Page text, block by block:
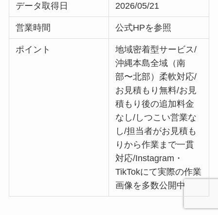
データ取得日 2026/05/21
営業時間 公式HPを参照
ポイント
地域密着型サービス/
沖縄本島全域（南
部〜北部）柔軟対応/
お見積もり無料/お見
積もり後の追加料金
なし/しつこい営業な
し/担当者がお見積も
りから作業まで一貫
対応/Instagram・
TikTokにて実際の作業
画像を多数公開中